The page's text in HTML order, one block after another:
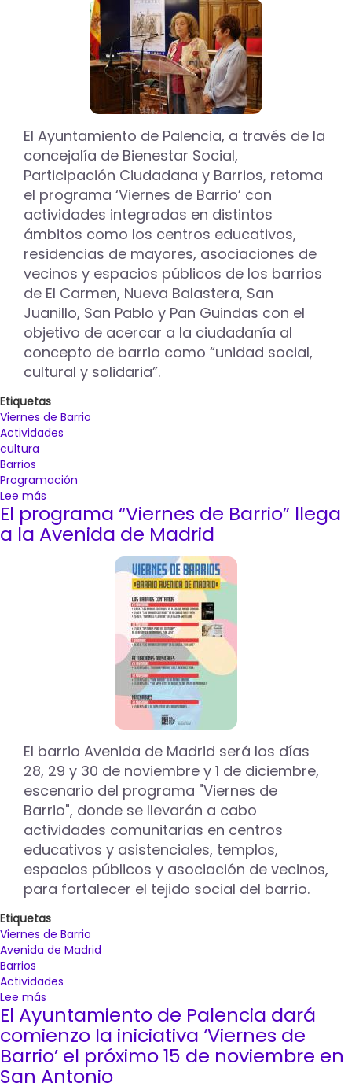
programación
El Ayuntamiento de Palencia, a través de la
concejalía de Bienestar Social,
Participación Ciudadana y Barrios, retoma
el programa ‘Viernes de Barrio’ con
actividades integradas en distintos
ámbitos como los centros educativos,
residencias de mayores, asociaciones de
vecinos y espacios públicos de los barrios
de El Carmen, Nueva Balastera, San
Juanillo, San Pablo y Pan Guindas con el
objetivo de acercar a la ciudadanía al
concepto de barrio como “unidad social,
cultural y solidaria”.
Etiquetas
Viernes de Barrio
Actividades
cultura
Barrios
Programación
Lee más
El
Ayuntamiento
de
Juanillo,
San
Pablo
y
Pan
Guindas
El programa “Viernes de Barrio” llega
a la Avenida de Madrid
El barrio Avenida de Madrid será los días
28, 29 y 30 de noviembre y 1 de diciembre,
escenario del programa "Viernes de
Barrio", donde se llevarán a cabo
actividades comunitarias en centros
educativos y asistenciales, templos,
espacios públicos y asociación de vecinos,
para fortalecer el tejido social del barrio.
Etiquetas
Viernes de Barrio
Avenida de Madrid
Barrios
Actividades
Lee más
El
programa
“Viernes
de
Barrio”
El Ayuntamiento de Palencia dará
comienzo la iniciativa ‘Viernes de
Barrio’ el próximo 15 de noviembre en
San Antonio